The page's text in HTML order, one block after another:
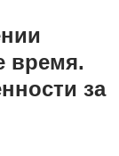
время.
за